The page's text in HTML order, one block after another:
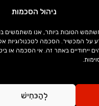
ניהול הסכמות
על המכשיר. הסכמה לטכנולוגיות
ייחודיים באתר זה. אי הסכמה או
לְהַכּחִישׁ